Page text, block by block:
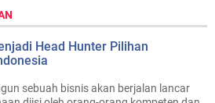
Head Hunter Pilihan
sebuah bisnis akan berjalan lancar